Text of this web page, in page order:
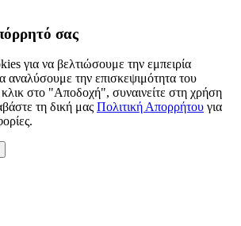
σας
για να βελτιώσουμε την εμπειρία
αναλύσουμε την επισκεψιμότητα του
στο "Αποδοχή", συναινείτε στη χρήση
τη δική μας Πολιτική Απορρήτου για